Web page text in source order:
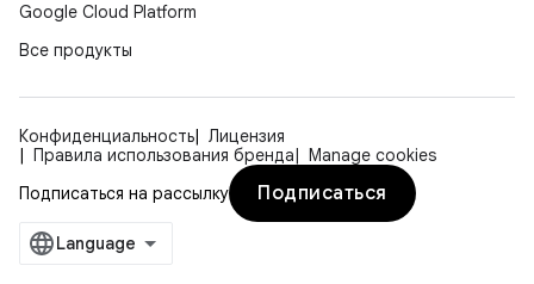
Google Cloud Platform
Все продукты
Конфиденциальность
Лицензия
Правила использования бренда
Manage cookies
Подписаться на рассылку
Подписаться